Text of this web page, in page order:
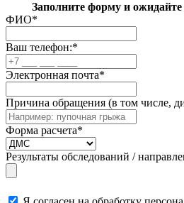
Заполните форму и ожидайте
ФИО*
Ваш телефон:*
Электронная почта*
Причина обращения (в том числе,
Форма расчета*
Результаты обследований /